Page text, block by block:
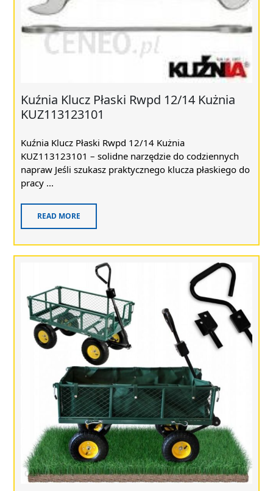
Kuźnia Klucz Płaski Rwpd 12/14 Kużnia
KUZ113123101
Kuźnia Klucz Płaski Rwpd 12/14 Kużnia
KUZ113123101 – solidne narzędzie do codziennych
napraw Jeśli szukasz praktycznego klucza płaskiego do
pracy ...
READ MORE